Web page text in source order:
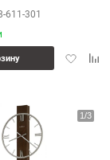
611-301